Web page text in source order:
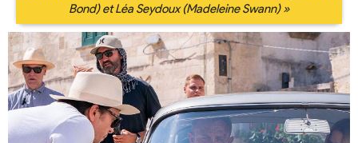
Bond) et Léa Seydoux (Madeleine Swann) »